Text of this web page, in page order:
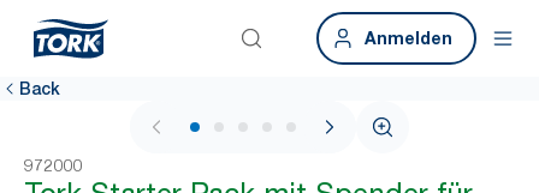
Anmelden
Back
1 / 5
972000